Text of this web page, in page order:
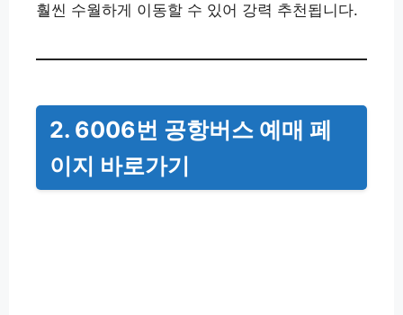
훨씬 수월하게 이동할 수 있어 강력 추천됩니다.
2. 6006번 공항버스 예매 페
이지 바로가기